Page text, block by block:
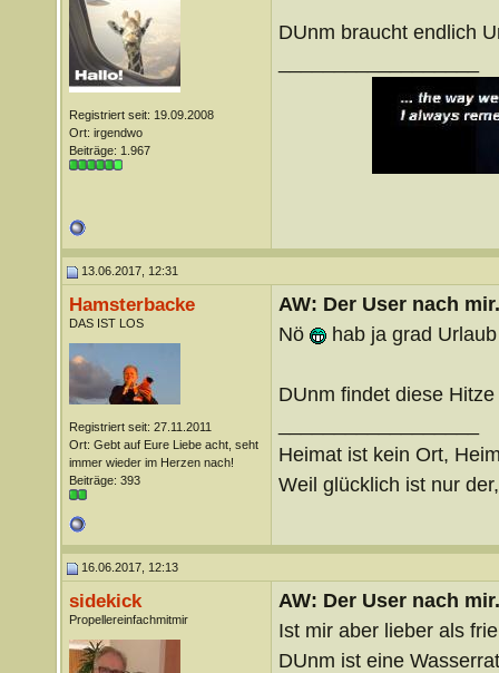
Registriert seit: 19.09.2008
Ort: irgendwo
Beiträge: 1.967
DUnm braucht endlich
13.06.2017, 12:31
Hamsterbacke
DAS IST LOS
Registriert seit: 27.11.2011
Ort: Gebt auf Eure Liebe acht, seht
immer wieder im Herzen nach!
Beiträge: 393
AW: Der User nach
Nö
hab ja grad
DUnm findet diese
Heimat ist kein Ort,
Weil glücklich ist nur
16.06.2017, 12:13
sidekick
Propellereinfachmitmir
AW: Der User nach
Ist mir aber lieber als
DUnm ist eine